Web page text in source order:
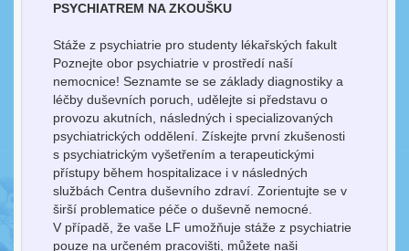
PSYCHIATREM NA ZKOUŠKU
Stáže z psychiatrie pro studenty lékařských fakult
Poznejte obor psychiatrie v prostředí naší
nemocnice! Seznamte se se základy diagnostiky a
léčby duševních poruch, udělejte si představu o
provozu akutních, následných i specializovaných
psychiatrických oddělení. Získejte první zkušenosti
s psychiatrickým vyšetřením a terapeutickými
přístupy během hospitalizace i v následných
službách Centra duševního zdraví. Zorientujte se v
širší problematice péče o duševně nemocné.
V případě, že vaše LF umožňuje stáže z psychiatrie
pouze na určeném pracovišti, můžete naši